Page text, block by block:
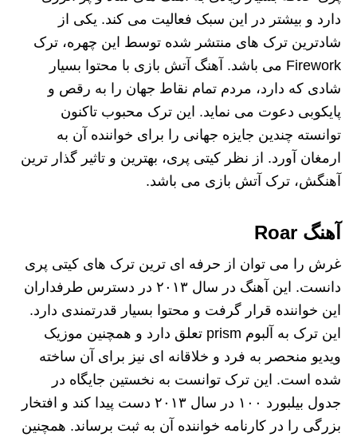
دارد و بیشتر در این سبک فعالیت می کند. یکی از
شادترین ترک های منتشر شده توسط این چهره، ترک
Firework می باشد. آهنگ آتش بازی با محتوا بسیار
شادی که دارد، مردم تمام نقاط جهان را به رقص و
پایکوبی دعوت می نماید. این ترک محبوب تاکنون
توانسته چندین جایزه جهانی را برای خواننده آن به
ارمغان آورد. از نظر کیتی پری، بهترین و تاثیر گذار ترین
آهنگش، ترک آتش بازی می باشد.
آهنگ Roar
غرش را می توان از حرفه ای ترین ترک های کیتی پری
دانست. این آهنگ در سال ۲۰۱۳ در دسترس طرفداران
این خواننده قرار گرفت و محتوا بسیار قدرتمندی دارد.
این ترک به آلبوم prism تعلق دارد و همچنین موزیک
ویدیو منحصر به فرد و خلاقانه ای نیز برای آن ساخته
شده است. این ترک توانست به نخستین جایگاه در
جدول بیلبورد ۱۰۰ در سال ۲۰۱۳ دست پیدا کند و افتخار
بزرگی را در کارنامه خواننده آن به ثبت برساند. همچنین